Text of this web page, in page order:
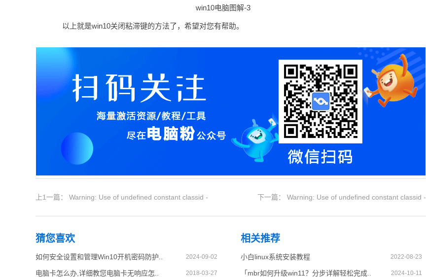
win10电脑图解-3
以上就是win10关闭粘滞键的方法了，希望对您有帮助。
上1一篇： Warning: Use of undefined constant classid -
version of PHP) in
下一篇： Warning: Use of undefined constant classid -
猜您喜欢
如何安全设置和管理Win10开机密码防护.. 2024-09-02
电脑卡怎么办,详细教您电脑卡无响应怎.. 2018-03-27
相关推荐
小白linux系统安装教程 2022-08-23
「mbr如何升级win11？分步详解轻松完成.. 2024-10-11